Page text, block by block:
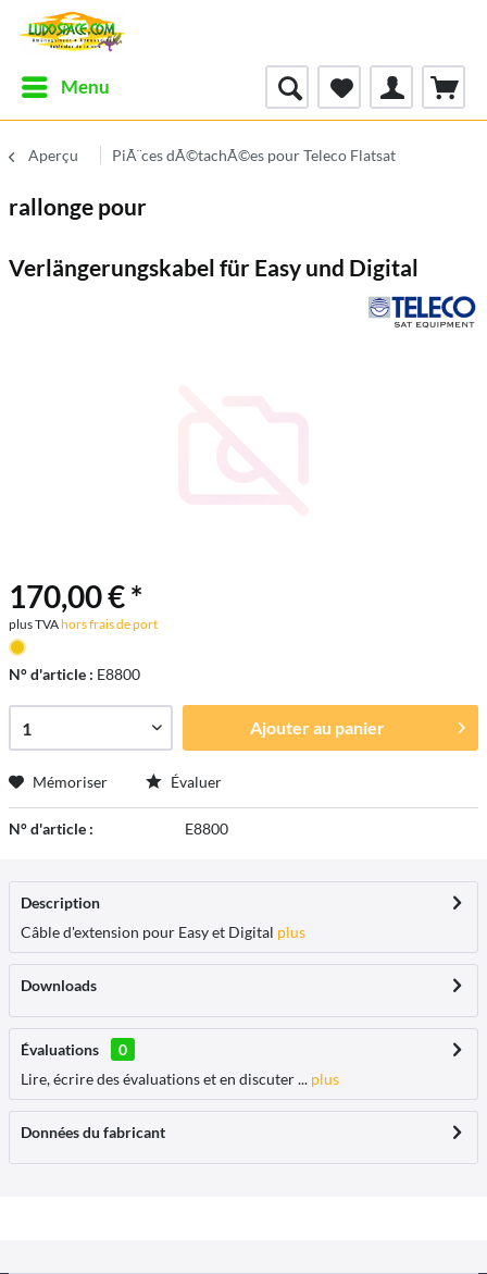
Menu
Aperçu PiÃ¨ces dÃ©tachÃ©es pour Teleco Flatsat
rallonge pour
Verlängerungskabel für Easy und Digital
170,00 € *
plus TVAhors frais de port
N° d'article : E8800
Ajouter au panier
Mémoriser Évaluer
N° d'article : E8800
Description
Câble d'extension pour Easy et Digital plus
Downloads
Évaluations
0
Lire, écrire des évaluations et en discuter ... plus
Données du fabricant